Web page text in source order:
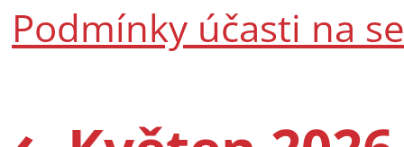
Podmínky účasti na